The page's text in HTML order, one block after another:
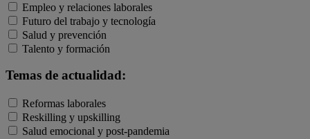
Empleo y relaciones laborales
Futuro del trabajo y tecnología
Salud y prevención
Talento y formación
Temas de actualidad:
Reformas laborales
Reskilling y upskilling
Salud emocional y post-pandemia